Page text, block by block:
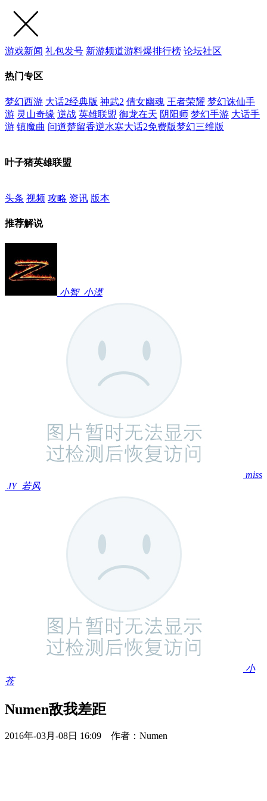
游戏新闻 礼包发号 新游频道游料爆排行榜 论坛社区
热门专区
梦幻西游 大话2经典版 神武2 倩女幽魂 王者荣耀 梦幻诛仙手
游 灵山奇缘 逆战 英雄联盟 御龙在天 阴阳师 梦幻手游 大话手
游 镇魔曲 问道楚留香逆水寒大话2免费版梦幻三维版
叶子猪英雄联盟
头条 视频 攻略 资讯 版本
推荐解说
小智 小漠
miss
JY 若风
小
苍
Numen敌我差距
2016年-03月-08日 16:09 作者：Numen